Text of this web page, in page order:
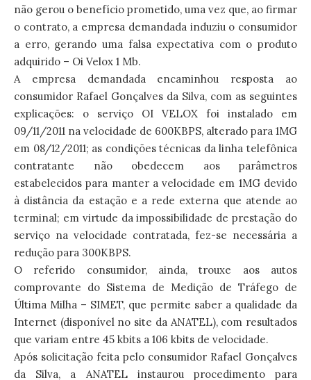
não gerou o benefício prometido, uma vez que, ao firmar
o contrato, a empresa demandada induziu o consumidor
a erro, gerando uma falsa expectativa com o produto
adquirido – Oi Velox 1 Mb.
A empresa demandada encaminhou resposta ao
consumidor Rafael Gonçalves da Silva, com as seguintes
explicações: o serviço OI VELOX foi instalado em
09/11/2011 na velocidade de 600KBPS, alterado para 1MG
em 08/12/2011; as condições técnicas da linha telefônica
contratante não obedecem aos parâmetros
estabelecidos para manter a velocidade em 1MG devido
à distância da estação e a rede externa que atende ao
terminal; em virtude da impossibilidade de prestação do
serviço na velocidade contratada, fez-se necessária a
redução para 300KBPS.
O referido consumidor, ainda, trouxe aos autos
comprovante do Sistema de Medição de Tráfego de
Última Milha – SIMET, que permite saber a qualidade da
Internet (disponível no site da ANATEL), com resultados
que variam entre 45 kbits a 106 kbits de velocidade.
Após solicitação feita pelo consumidor Rafael Gonçalves
da Silva, a ANATEL instaurou procedimento para